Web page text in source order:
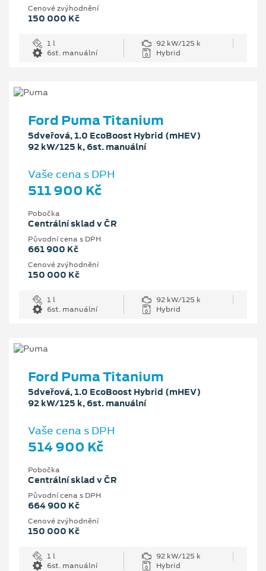
Cenové zvýhodnění
150 000 Kč
1 l
92 kW/125 k
6st. manuální
Hybrid
Ford Puma Titanium
5dveřová, 1.0 EcoBoost Hybrid (mHEV)
92 kW/125 k, 6st. manuální
Vaše cena s DPH
511 900 Kč
Pobočka
Centrální sklad v ČR
Původní cena s DPH
661 900 Kč
Cenové zvýhodnění
150 000 Kč
1 l
92 kW/125 k
6st. manuální
Hybrid
Ford Puma Titanium
5dveřová, 1.0 EcoBoost Hybrid (mHEV)
92 kW/125 k, 6st. manuální
Vaše cena s DPH
514 900 Kč
Pobočka
Centrální sklad v ČR
Původní cena s DPH
664 900 Kč
Cenové zvýhodnění
150 000 Kč
1 l
92 kW/125 k
6st. manuální
Hybrid